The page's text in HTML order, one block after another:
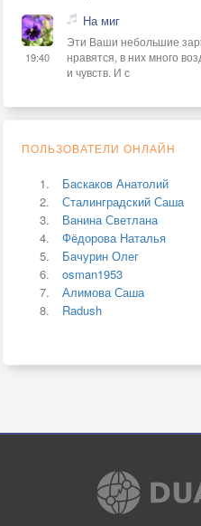
19:40
На миг
Эти Ваши небольшие
нравятся, в них много
и чувств. И с
ПОЛЬЗОВАТЕЛИ ОНЛАЙН
Баскаков Анатолий
Сталинградский Саша
Ванина Светлана
Фёдорова Наталья
Бачурин Олег
osman1953
Алимова Саша
Radush